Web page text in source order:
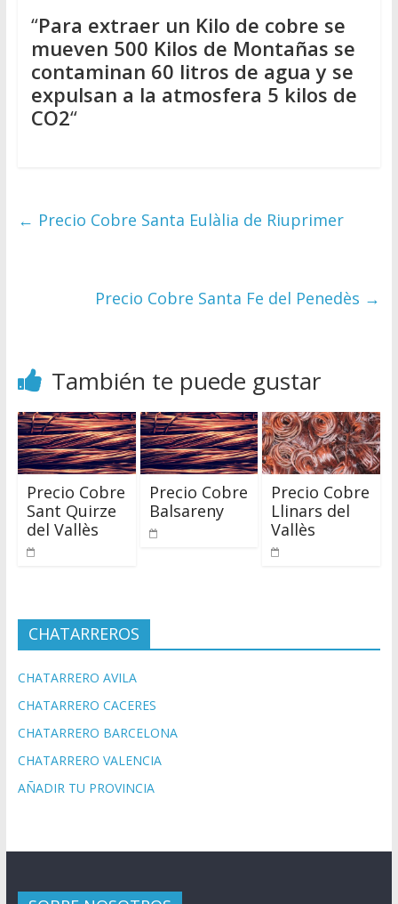
“Para extraer un Kilo de cobre se
mueven 500 Kilos de Montañas se
contaminan 60 litros de agua y se
expulsan a la atmosfera 5 kilos de
CO2“
← Precio Cobre Santa Eulàlia de Riuprimer
Precio Cobre Santa Fe del Penedès →
También te puede gustar
Precio Cobre
Sant Quirze
del Vallès
Precio Cobre
Balsareny
Precio Cobre
Llinars del
Vallès
CHATARREROS
CHATARRERO AVILA
CHATARRERO CACERES
CHATARRERO BARCELONA
CHATARRERO VALENCIA
AÑADIR TU PROVINCIA